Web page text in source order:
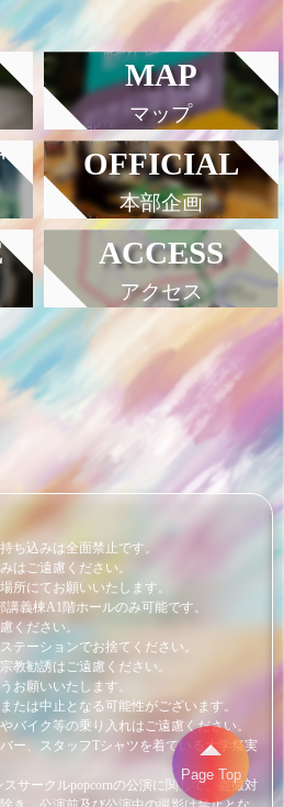
MAP
マップ
OFFICIAL
本部企画
ACCESS
アクセス
ち込みは全面禁止です。
はご遠慮ください。
所にてお願いいたします。
義棟A1階ホールのみ可能です。
ください。
テーションでお捨てください。
教勧誘はご遠慮ください。
お願いいたします。
たは中止となる可能性がございます。
バイク等の乗り入れはご遠慮ください。
ー、スタッフTシャツを着ている大学祭実
スサークルpopcornの公演に関して、盗撮対
Page Top